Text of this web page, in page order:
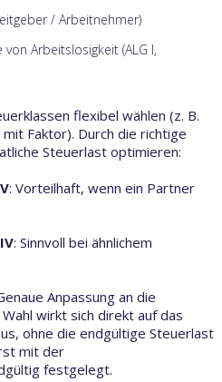
/ Arbeitnehmer)
Arbeitslosigkeit (ALG I,
flexibel wählen (z. B.
Faktor). Durch die richtige
Steuerlast optimieren:
: Vorteilhaft, wenn ein Partner
: Sinnvoll bei ähnlichem
Anpassung an die
wirkt sich direkt auf das
ohne die endgültige Steuerlast
mit der
festgelegt.